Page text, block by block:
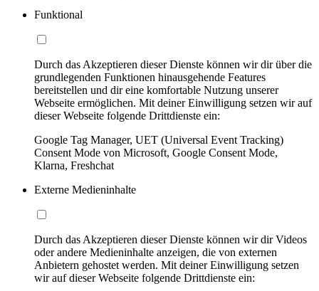
Funktional
Durch das Akzeptieren dieser Dienste können wir dir über die
grundlegenden Funktionen hinausgehende Features
bereitstellen und dir eine komfortable Nutzung unserer
Webseite ermöglichen. Mit deiner Einwilligung setzen wir auf
dieser Webseite folgende Drittdienste ein:
Google Tag Manager, UET (Universal Event Tracking)
Consent Mode von Microsoft, Google Consent Mode,
Klarna, Freshchat
Externe Medieninhalte
Durch das Akzeptieren dieser Dienste können wir dir Videos
oder andere Medieninhalte anzeigen, die von externen
Anbietern gehostet werden. Mit deiner Einwilligung setzen
wir auf dieser Webseite folgende Drittdienste ein: